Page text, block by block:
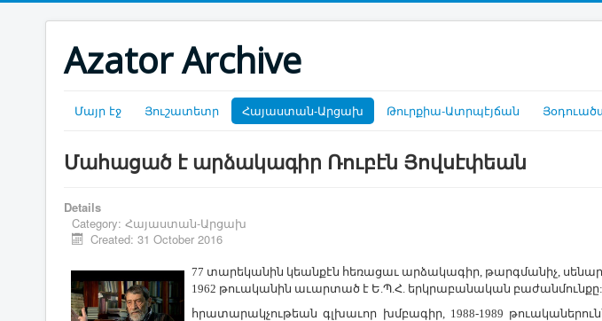
Azator Archive
Մայր էջ Յուշատետր Հայաստան-Արցախ Թուրքիա-Ատրպէյճան
Մահացած է արձակագիր Ռուբէն Յովսէփեան
Details
Category: Հայաստան-Արցախ
Created: 31 October 2016
77 տա­րե­կա­նին կեան­քէն հե­ռա­ցաւ ար­ձա­կա­գիր, թարգ­մա­նիչ,
1962 թո­ւա­կա­նին ա­ւար­տած է Ե.Պ.Հ. երկ­րա­բա­նա­կան բա­ժան­մուն­քը:
հրա­տա­րակ­չու­թեան գլխա­ւոր խմբա­գիր, 1988-1989